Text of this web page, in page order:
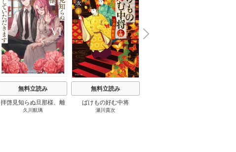
無料立読み
拝啓見知らぬ旦那様、離
婚していただきます
久川航璃
無料立読み
ばけもの好む中将
瀬川貴次
N
e
x
t